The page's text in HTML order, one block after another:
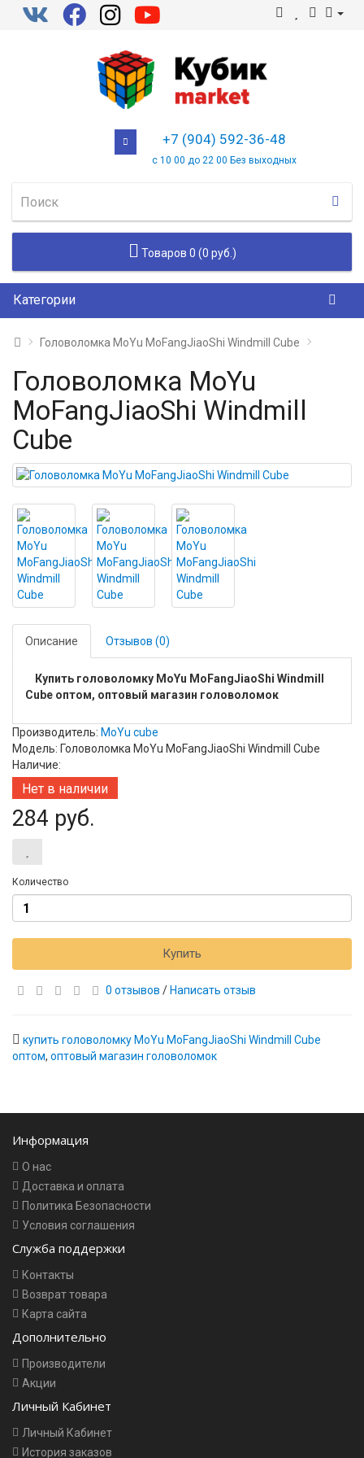
+7 (904) 592-36-48
с 10 00 до 22 00 Без выходных
Товаров 0 (0 руб.)
Категории
Головоломка MoYu MoFangJiaoShi Windmill Cube
Головоломка MoYu
MoFangJiaoShi Windmill
Cube
Описание Отзывов (0)
Купить головоломку MoYu MoFangJiaoShi Windmill
Cube оптом, оптовый магазин головоломок
Производитель: MoYu cube
Модель: Головоломка MoYu MoFangJiaoShi Windmill Cube
Наличие:
Нет в наличии
284 руб.
Количество
Купить
0 отзывов / Написать отзыв
купить головоломку MoYu MoFangJiaoShi Windmill Cube
оптом, оптовый магазин головоломок
Информация
О нас
Доставка и оплата
Политика Безопасности
Условия соглашения
Служба поддержки
Контакты
Возврат товара
Карта сайта
Дополнительно
Производители
Акции
Личный Кабинет
Личный Кабинет
История заказов